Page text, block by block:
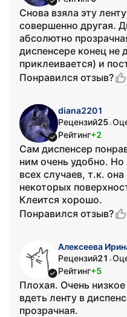
Снова взяла эту
совершенно другая.
абсолютно
диспенсере конец не
приклеивается) и
Понравился отзыв?
diana2201
Рецензий25•
Рейтинг+2
Сам диспенсер
ним очень удобно. Но
всех случаев, т.к.
некоторых
Клеится хорошо.
Понравился отзыв?
Алексеева
Рецензий21 •
Рейтинг+5
Плохая. Очень
вдеть ленту в
прозрачная.